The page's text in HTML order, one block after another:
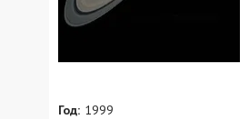
Год: 1999